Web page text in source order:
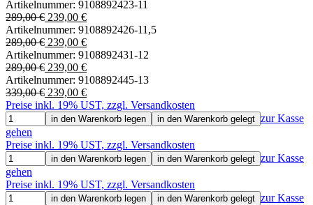
Artikelnummer: 9108892423-11
289,00 € 239,00 €
Artikelnummer: 9108892426-11,5
289,00 € 239,00 €
Artikelnummer: 9108892431-12
289,00 € 239,00 €
Artikelnummer: 9108892445-13
339,00 € 239,00 €
Preise inkl. 19% UST, zzgl. Versandkosten
in den Warenkorb legen in den Warenkorb gelegt zur Kasse
gehen
Preise inkl. 19% UST, zzgl. Versandkosten
in den Warenkorb legen in den Warenkorb gelegt zur Kasse
gehen
Preise inkl. 19% UST, zzgl. Versandkosten
in den Warenkorb legen in den Warenkorb gelegt zur Kasse